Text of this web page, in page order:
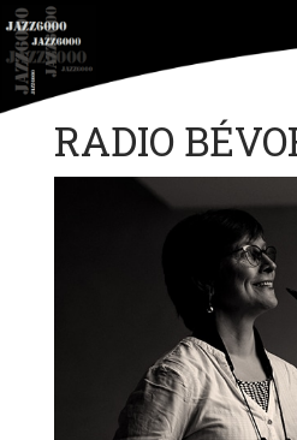
Hop
indhold
RADIO